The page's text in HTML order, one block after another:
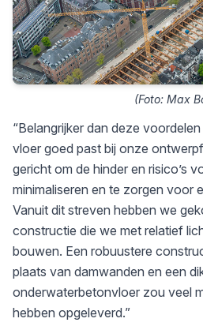
(Foto: Max
“Belangrijker dan deze
vloer goed past bij onze
gericht om de hinder en risico’s
minimaliseren en te zorgen voor
Vanuit dit streven hebben we
constructie die we met relatief
bouwen. Een robuustere
plaats van damwanden en een
onderwaterbetonvloer zou veel
hebben opgeleverd.”